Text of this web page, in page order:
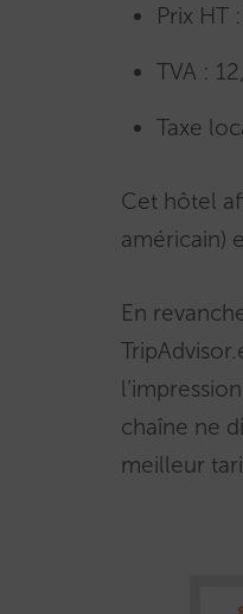
Prix HT
TVA :
Taxe
Cet hôtel
américain)
En
chaîne ne
meilleur